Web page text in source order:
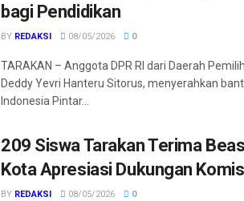
bagi Pendidikan
BY REDAKSI 08/05/2026 0
TARAKAN – Anggota DPR RI dari Daerah
Deddy Yevri Hanteru Sitorus, menyerahkan
Indonesia Pintar...
209 Siswa Tarakan Terima
Kota Apresiasi Dukungan
BY REDAKSI 08/05/2026 0